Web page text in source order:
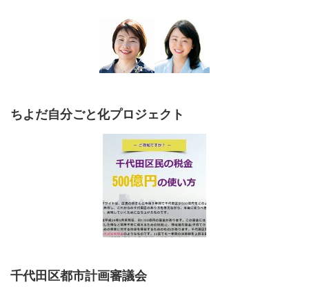
ちよだ自分ごと化プロジェクト
千代田区都市計画審議会